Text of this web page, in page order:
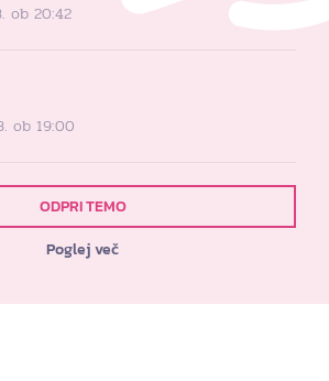
ob 20:42
ob 19:00
ODPRI TEMO
Poglej več